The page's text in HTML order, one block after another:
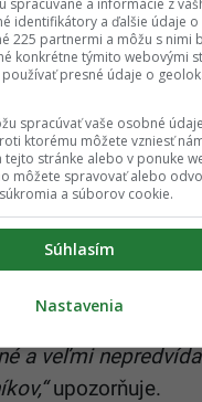
cenu.
objasňuje filozofiu
Vlčie sirupy
veria, že takto
Firmy
neskresľuje realitu
a veľmi
upozorňuje.
spracúvané a informácie z
identifikátory a ďalšie údaje
225 partnermi a môžu s nimi
konkrétne týmito webovými
presné údaje o
spracúvať vaše osobné
ktorému môžete vzniesť
tejto stránke alebo v ponuke
môžete spravovať alebo
a súborov cookie.
Súhlasím
Nastavenia